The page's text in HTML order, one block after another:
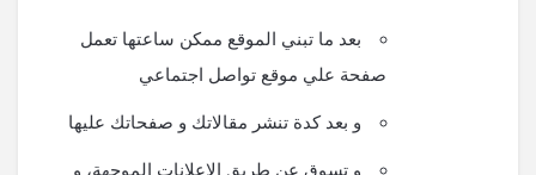
بعد ما تبني الموقع ممكن ساعتها تعمل
صفحة علي موقع تواصل اجتماعي
و بعد كدة تنشر مقالاتك و صفحاتك عليها
و تسوق عن طريق الاعلانات الموجهة، و